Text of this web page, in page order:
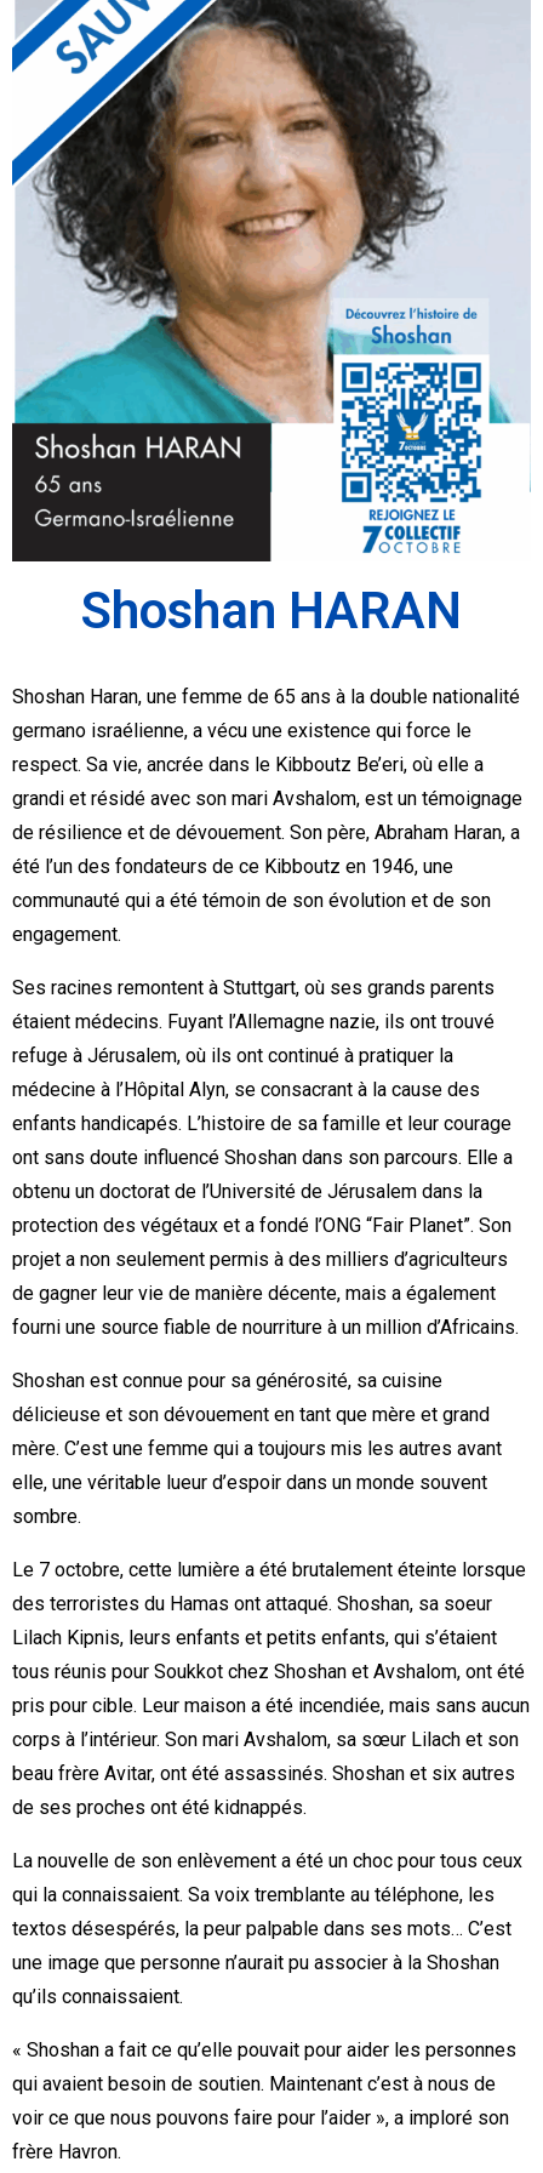
Shoshan HARAN
Shoshan Haran, une femme de 65 ans à la double nationalité
germano israélienne, a vécu une existence qui force le
respect. Sa vie, ancrée dans le Kibboutz Be’eri, où elle a
grandi et résidé avec son mari Avshalom, est un témoignage
de résilience et de dévouement. Son père, Abraham Haran, a
été l’un des fondateurs de ce Kibboutz en 1946, une
communauté qui a été témoin de son évolution et de son
engagement.
Ses racines remontent à Stuttgart, où ses grands parents
étaient médecins. Fuyant l’Allemagne nazie, ils ont trouvé
refuge à Jérusalem, où ils ont continué à pratiquer la
médecine à l’Hôpital Alyn, se consacrant à la cause des
enfants handicapés. L’histoire de sa famille et leur courage
ont sans doute influencé Shoshan dans son parcours. Elle a
obtenu un doctorat de l’Université de Jérusalem dans la
protection des végétaux et a fondé l’ONG “Fair Planet”. Son
projet a non seulement permis à des milliers d’agriculteurs
de gagner leur vie de manière décente, mais a également
fourni une source fiable de nourriture à un million d’Africains.
Shoshan est connue pour sa générosité, sa cuisine
délicieuse et son dévouement en tant que mère et grand
mère. C’est une femme qui a toujours mis les autres avant
elle, une véritable lueur d’espoir dans un monde souvent
sombre.
Le 7 octobre, cette lumière a été brutalement éteinte lorsque
des terroristes du Hamas ont attaqué. Shoshan, sa soeur
Lilach Kipnis, leurs enfants et petits enfants, qui s’étaient
tous réunis pour Soukkot chez Shoshan et Avshalom, ont été
pris pour cible. Leur maison a été incendiée, mais sans aucun
corps à l’intérieur. Son mari Avshalom, sa sœur Lilach et son
beau frère Avitar, ont été assassinés. Shoshan et six autres
de ses proches ont été kidnappés.
La nouvelle de son enlèvement a été un choc pour tous ceux
qui la connaissaient. Sa voix tremblante au téléphone, les
textos désespérés, la peur palpable dans ses mots… C’est
une image que personne n’aurait pu associer à la Shoshan
qu’ils connaissaient.
« Shoshan a fait ce qu’elle pouvait pour aider les personnes
qui avaient besoin de soutien. Maintenant c’est à nous de
voir ce que nous pouvons faire pour l’aider », a imploré son
frère Havron.